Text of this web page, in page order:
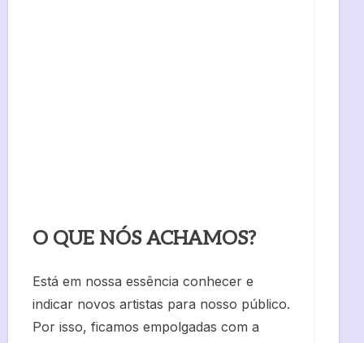
O QUE NÓS ACHAMOS?
Está em nossa essência conhecer e
indicar novos artistas para nosso público.
Por isso, ficamos empolgadas com a